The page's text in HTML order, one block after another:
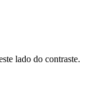
lado do contraste.